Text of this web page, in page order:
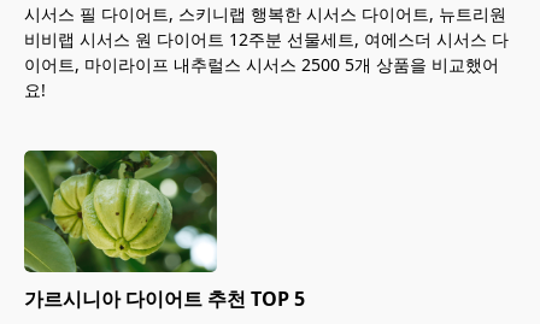
시서스 필 다이어트, 스키니랩 행복한 시서스 다이어트, 뉴트리원
비비랩 시서스 원 다이어트 12주분 선물세트, 여에스더 시서스 다
이어트, 마이라이프 내추럴스 시서스 2500 5개 상품을 비교했어
요!
가르시니아 다이어트 추천 TOP 5